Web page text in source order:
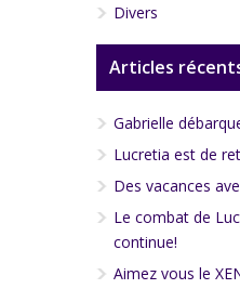
Divers
Articles
Gabrielle
Lucretia est de
Des vacances
Le combat de
continue!
Aimez vous le